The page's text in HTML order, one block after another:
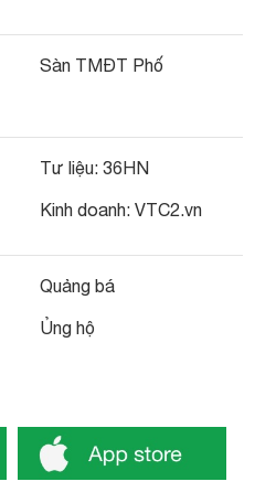
Sàn TMĐT Phố
Tư liệu: 36HN
Kinh doanh: VTC2.vn
Quảng bá
Ủng hộ